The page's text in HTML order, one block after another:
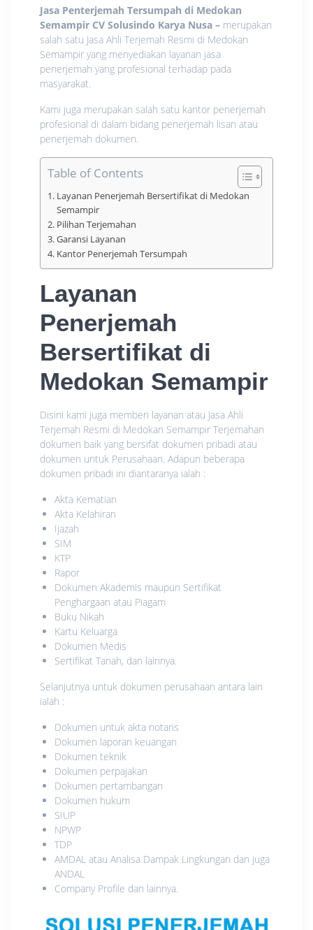
Jasa Penterjemah Tersumpah di Medokan
Semampir CV Solusindo Karya Nusa – merupakan
salah satu Jasa Ahli Terjemah Resmi di Medokan
Semampir yang menyediakan layanan jasa
penerjemah yang profesional terhadap pada
masyarakat.
Kami juga merupakan salah satu kantor penerjemah
profesional di dalam bidang penerjemah lisan atau
penerjemah dokumen.
Table of Contents
Layanan Penerjemah Bersertifikat di Medokan
Semampir
Pilihan Terjemahan
Garansi Layanan
Kantor Penerjemah Tersumpah
Layanan
Penerjemah
Bersertifikat di
Medokan Semampir
Disini kami juga memberi layanan atau Jasa Ahli
Terjemah Resmi di Medokan Semampir Terjemahan
dokumen baik yang bersifat dokumen pribadi atau
dokumen untuk Perusahaan. Adapun beberapa
dokumen pribadi ini diantaranya ialah :
Akta Kematian
Akta Kelahiran
Ijazah
SIM
KTP
Rapor
Dokumen Akademis maupun Sertifikat
Penghargaan atau Piagam
Buku Nikah
Kartu Keluarga
Dokumen Medis
Sertifikat Tanah, dan lainnya.
Selanjutnya untuk dokumen perusahaan antara lain
ialah :
Dokumen untuk akta notaris
Dokumen laporan keuangan
Dokumen teknik
Dokumen perpajakan
Dokumen pertambangan
Dokumen hukum
SIUP
NPWP
TDP
AMDAL atau Analisa Dampak Lingkungan dan juga
ANDAL
Company Profile dan lainnya.